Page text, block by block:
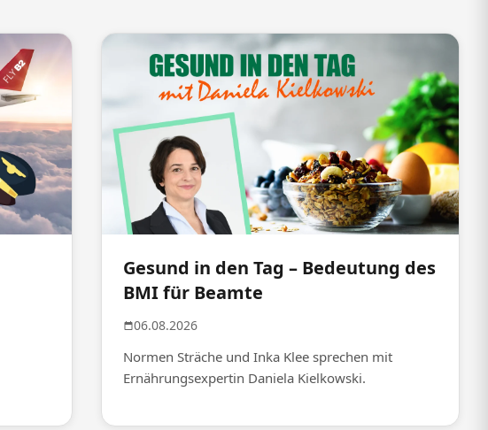
Gesund in den Tag – Bedeutung des
BMI für Beamte
06.08.2026
Normen Sträche und Inka Klee sprechen mit
Ernährungsexpertin Daniela Kielkowski.